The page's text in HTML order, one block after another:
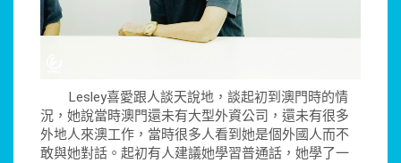
Lesley喜愛跟人談天說地，談起初到澳門時的情
況，她說當時澳門還未有大型外資公司，還未有很多
外地人來澳工作，當時很多人看到她是個外國人而不
敢與她對話。起初有人建議她學習普通話，她學了一